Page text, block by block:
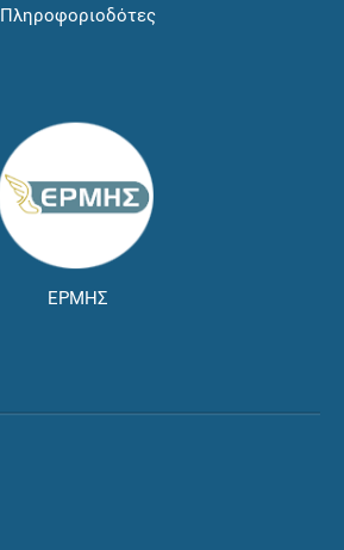
Πληροφοριοδότες
ΕΡΜΗΣ